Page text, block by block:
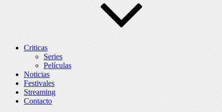
Criticas
Series
Películas
Noticias
Festivales
Streaming
Contacto